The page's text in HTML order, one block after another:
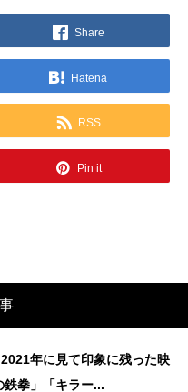
Share
Hatena
RSS
Pin it
年に見て印象に残った映
拳」「キラー...